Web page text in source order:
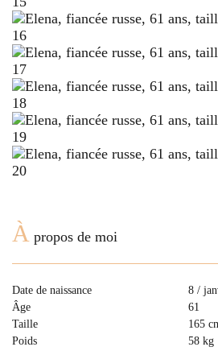
À propos de moi
Date de naissance
8 /
Âge
61
Taille
165
Poids
58 kg